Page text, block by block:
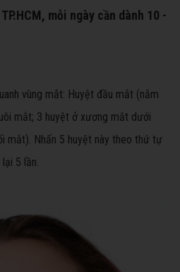
mỗi ngày cần dành 10 -
vùng mắt: Huyệt đầu mắt (nằm
mắt; 3 huyệt ở xương mắt dưới
mắt). Nhấn 5 huyệt này theo thứ tự
5 lần.